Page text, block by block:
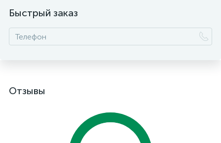
Быстрый заказ
Отзывы